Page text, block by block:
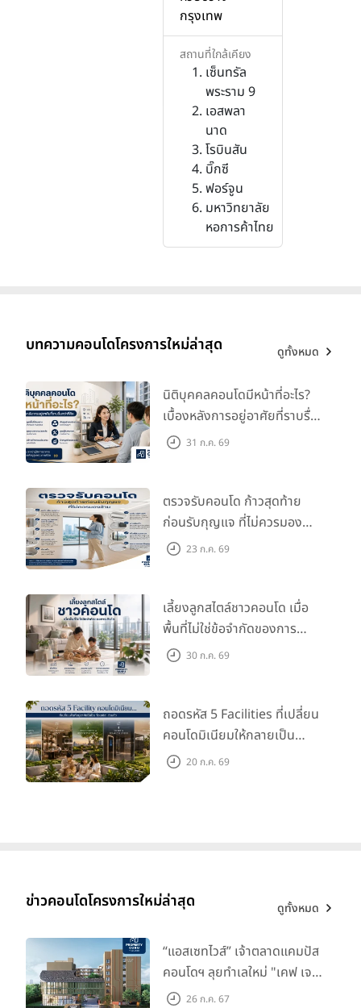
กรุงเทพ
สถานที่ใกล้เคียง
เซ็นทรัล
พระราม 9
เอสพลา
นาด
โรบินสัน
บิ๊กซี
ฟอร์จูน
มหาวิทยาลัย
หอการค้าไทย
บทความคอนโดโครงการใหม่ล่าสุด ดูทั้งหมด
นิติบุคคลคอนโดมีหน้าที่อะไร?
เบื้องหลังการอยู่อาศัยที่ราบรื่น
กว่าที่คิด31 ก.ค. 69
ตรวจรับคอนโด ก้าวสุดท้าย
ก่อนรับกุญแจ ที่ไม่ควรมอง
ข้าม 23 ก.ค. 69
เลี้ยงลูกสไตล์ชาวคอนโด เมื่อ
พื้นที่ไม่ใช่ข้อจำกัดของการ
เติบโต30 ก.ค. 69
ถอดรหัส 5 Facilities ที่เปลี่ยน
คอนโดมิเนียมให้กลายเป็น
‘โอเอซิส’ ส่วนตัวกลางเมือง
20 ก.ค. 69
ข่าวคอนโดโครงการใหม่ล่าสุด ดูทั้งหมด
“แอสเซทไวส์” เจ้าตลาดแคมปัส
คอนโดฯ ลุยทำเลใหม่ "เคฟ เจ
เนซิส นครปฐม" จับมือพาร์ท
26 ก.ค. 67